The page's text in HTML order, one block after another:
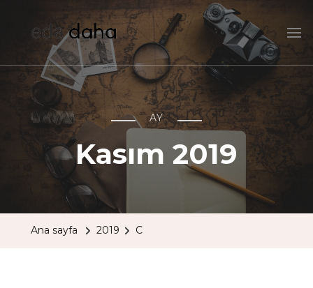
edadaha
AY
Kasım 2019
Ana sayfa 2019 C